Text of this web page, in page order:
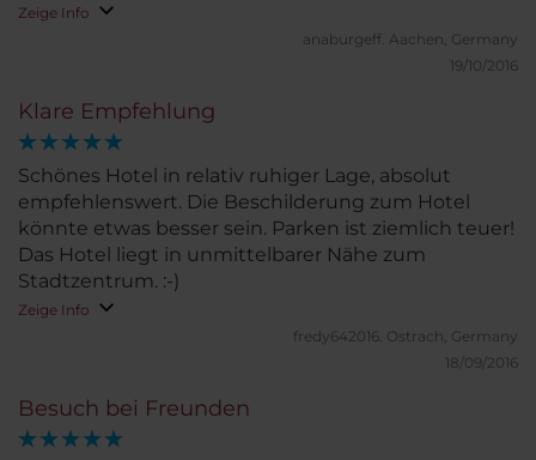
Zeige Info
anaburgeff. Aachen, Germany
19/10/2016
Klare Empfehlung
Schönes Hotel in relativ ruhiger Lage, absolut
empfehlenswert. Die Beschilderung zum Hotel
könnte etwas besser sein. Parken ist ziemlich teuer!
Das Hotel liegt in unmittelbarer Nähe zum
Stadtzentrum. :-)
Zeige Info
fredy642016. Ostrach, Germany
18/09/2016
Besuch bei Freunden